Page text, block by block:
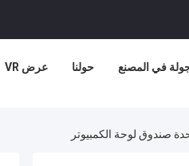
عرض VR حولنا في المصنع